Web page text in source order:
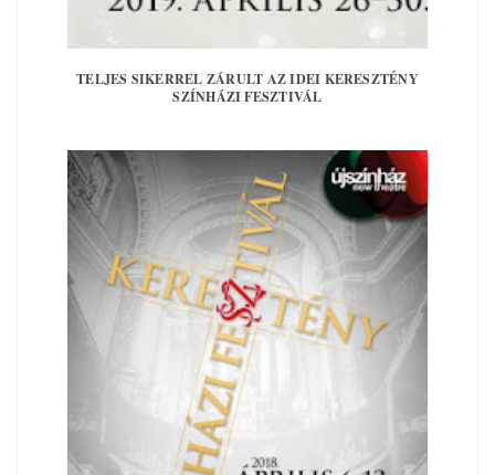
TELJES SIKERREL ZÁRULT AZ IDEI KERESZTÉNY
SZÍNHÁZI FESZTIVÁL